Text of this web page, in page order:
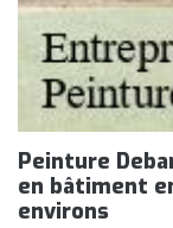
Peinture
en bâtiment
environs